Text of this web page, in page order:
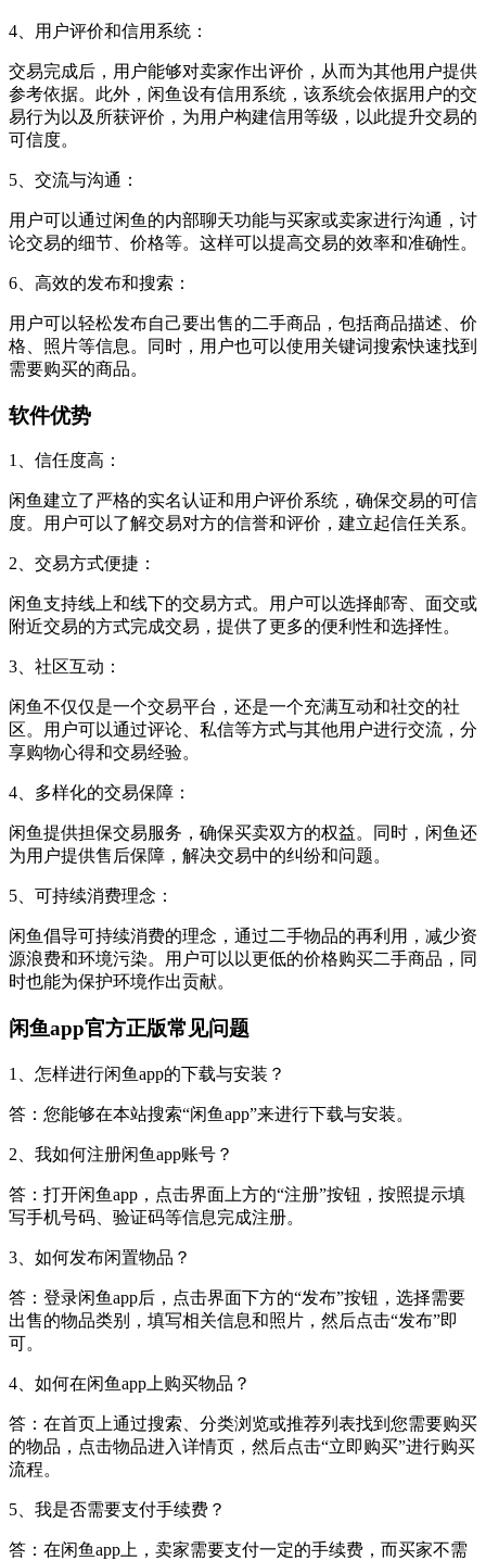
4、用户评价和信用系统：
交易完成后，用户能够对卖家作出评价，从而为其他用户提供
参考依据。此外，闲鱼设有信用系统，该系统会依据用户的交
易行为以及所获评价，为用户构建信用等级，以此提升交易的
可信度。
5、交流与沟通：
用户可以通过闲鱼的内部聊天功能与买家或卖家进行沟通，讨
论交易的细节、价格等。这样可以提高交易的效率和准确性。
6、高效的发布和搜索：
用户可以轻松发布自己要出售的二手商品，包括商品描述、价
格、照片等信息。同时，用户也可以使用关键词搜索快速找到
需要购买的商品。
软件优势
1、信任度高：
闲鱼建立了严格的实名认证和用户评价系统，确保交易的可信
度。用户可以了解交易对方的信誉和评价，建立起信任关系。
2、交易方式便捷：
闲鱼支持线上和线下的交易方式。用户可以选择邮寄、面交或
附近交易的方式完成交易，提供了更多的便利性和选择性。
3、社区互动：
闲鱼不仅仅是一个交易平台，还是一个充满互动和社交的社
区。用户可以通过评论、私信等方式与其他用户进行交流，分
享购物心得和交易经验。
4、多样化的交易保障：
闲鱼提供担保交易服务，确保买卖双方的权益。同时，闲鱼还
为用户提供售后保障，解决交易中的纠纷和问题。
5、可持续消费理念：
闲鱼倡导可持续消费的理念，通过二手物品的再利用，减少资
源浪费和环境污染。用户可以以更低的价格购买二手商品，同
时也能为保护环境作出贡献。
闲鱼app官方正版常见问题
1、怎样进行闲鱼app的下载与安装？
答：您能够在本站搜索“闲鱼app”来进行下载与安装。
2、我如何注册闲鱼app账号？
答：打开闲鱼app，点击界面上方的“注册”按钮，按照提示填
写手机号码、验证码等信息完成注册。
3、如何发布闲置物品？
答：登录闲鱼app后，点击界面下方的“发布”按钮，选择需要
出售的物品类别，填写相关信息和照片，然后点击“发布”即
可。
4、如何在闲鱼app上购买物品？
答：在首页上通过搜索、分类浏览或推荐列表找到您需要购买
的物品，点击物品进入详情页，然后点击“立即购买”进行购买
流程。
5、我是否需要支付手续费？
答：在闲鱼app上，卖家需要支付一定的手续费，而买家不需